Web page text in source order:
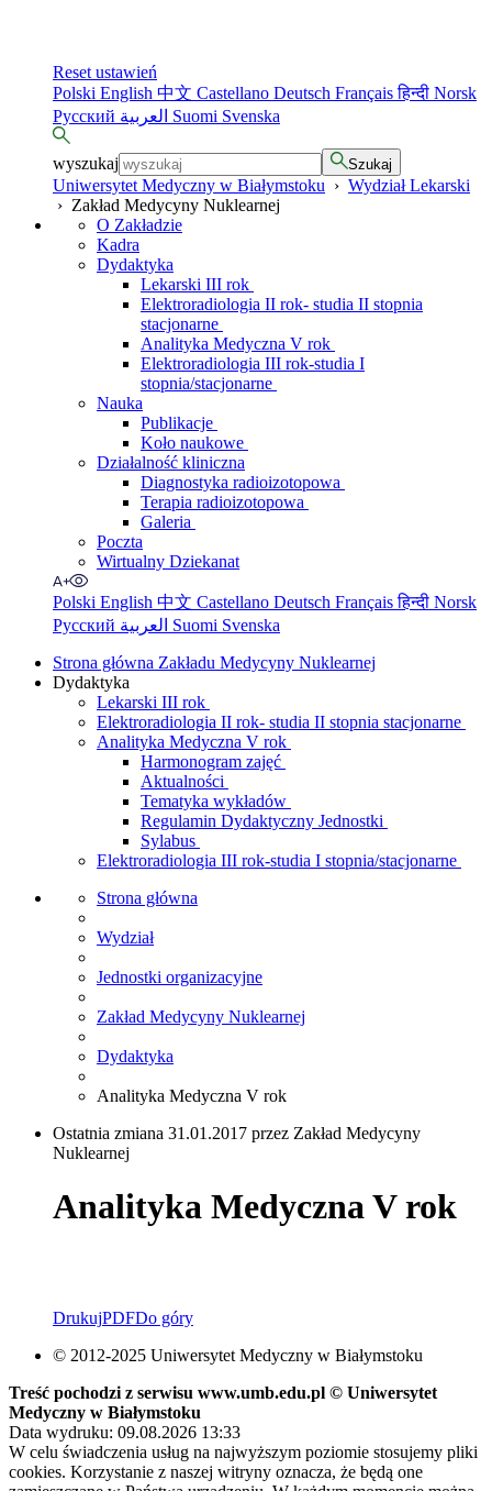
Reset ustawień
Polski English 中文 Castellano Deutsch Françaisहिन्दी Norsk
Русский
Suomi Svenska
wyszukaj Szukaj
Uniwersytet Medyczny w Białymstoku › Wydział Lekarski
› Zakład Medycyny Nuklearnej
O Zakładzie
Kadra
Dydaktyka
Lekarski III rok
Elektroradiologia II rok- studia II stopnia
stacjonarne
Analityka Medyczna V rok
Elektroradiologia III rok-studia I
stopnia/stacjonarne
Nauka
Publikacje
Koło naukowe
Działalność kliniczna
Diagnostyka radioizotopowa
Terapia radioizotopowa
Galeria
Poczta
Wirtualny Dziekanat
Polski English 中文 Castellano Deutsch Françaisहिन्दी Norsk
Русский
Suomi Svenska
Strona główna Zakładu Medycyny Nuklearnej
Dydaktyka
Lekarski III rok
Elektroradiologia II rok- studia II stopnia stacjonarne
Analityka Medyczna V rok
Harmonogram zajęć
Aktualności
Tematyka wykładów
Regulamin Dydaktyczny Jednostki
Sylabus
Elektroradiologia III rok-studia I stopnia/stacjonarne
Strona główna
Wydział
Jednostki organizacyjne
Zakład Medycyny Nuklearnej
Dydaktyka
Analityka Medyczna V rok
Ostatnia zmiana 31.01.2017 przez Zakład Medycyny
Nuklearnej
Analityka Medyczna V rok
DrukujPDFDo góry
© 2012-2025 Uniwersytet Medyczny w Białymstoku
Treść pochodzi z serwisu www.umb.edu.pl © Uniwersytet
Medyczny w Białymstoku
Data wydruku: 09.08.2026 13:33
W celu świadczenia usług na najwyższym poziomie stosujemy pliki
cookies. Korzystanie z naszej witryny oznacza, że będą one